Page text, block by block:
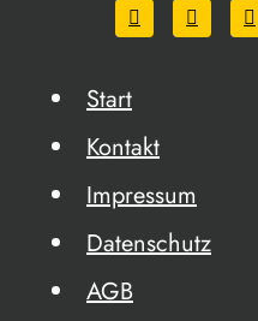
Start
Kontakt
Impressum
Datenschutz
AGB